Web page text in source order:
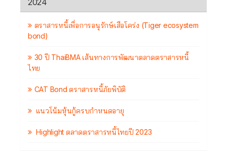
ตราสารหนี้เพื่อการอนุรักษ์เสือโคร่ง (Tiger ecosystem
bond)
30 ปี ThaiBMA เส้นทางการพัฒนาตลาดตราสารหนี้
ไทย
CAT Bond ตราสารหนี้ภัยพิบัติ
แนวโน้มหุ้นกู้ครบกำหนดอายุ
Highlight ตลาดตราสารหนี้ไทยปี 2023